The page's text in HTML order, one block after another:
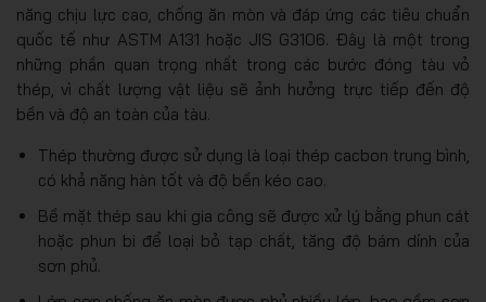
năng chịu lực cao, chống ăn mòn và đáp ứng các tiêu chuẩn
quốc tế như ASTM A131 hoặc JIS G3106. Đây là một trong
những phần quan trọng nhất trong các bước đóng tàu vỏ
thép, vì chất lượng vật liệu sẽ ảnh hưởng trực tiếp đến độ
bền và độ an toàn của tàu.
Thép thường được sử dụng là loại thép cacbon trung bình,
có khả năng hàn tốt và độ bền kéo cao.
Bề mặt thép sau khi gia công sẽ được xử lý bằng phun cát
hoặc phun bi để loại bỏ tạp chất, tăng độ bám dính của
sơn phủ.